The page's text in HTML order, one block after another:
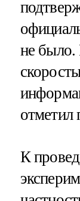
не было.
отметил
К